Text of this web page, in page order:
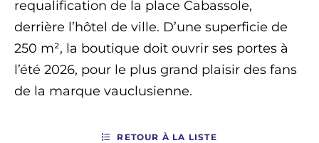
requalification de la place Cabassole,
derrière l’hôtel de ville. D’une superficie de
250 m², la boutique doit ouvrir ses portes à
l’été 2026, pour le plus grand plaisir des fans
de la marque vauclusienne.
RETOUR À LA LISTE